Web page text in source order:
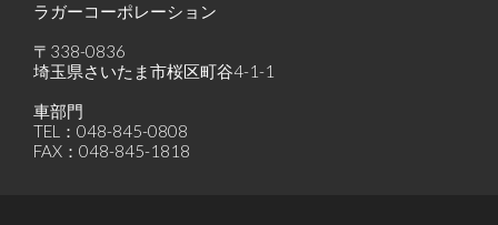
ラガーコーポレーション
〒338-0836
埼玉県さいたま市桜区町谷4-1-1
車部門
TEL：048-845-0808
FAX：048-845-1818